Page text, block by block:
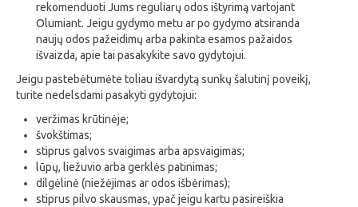
rekomenduoti Jums reguliarų odos ištyrimą vartojant
Olumiant. Jeigu gydymo metu ar po gydymo atsiranda
naujų odos pažeidimų arba pakinta esamos pažaidos
išvaizda, apie tai pasakykite savo gydytojui.
Jeigu pastebėtumėte toliau išvardytą sunkų šalutinį poveikį,
turite nedelsdami pasakyti gydytojui:
veržimas krūtinėje;
švokštimas;
stiprus galvos svaigimas arba apsvaigimas;
lūpų, liežuvio arba gerklės patinimas;
dilgėlinė (niežėjimas ar odos išbėrimas);
stiprus pilvo skausmas, ypač jeigu kartu pasireiškia